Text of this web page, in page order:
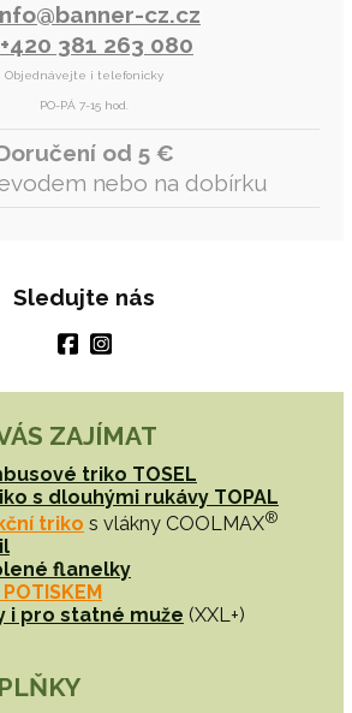
cz.cz
+420 381 263 080
Objednávejte i telefonicky
PO-PÁ 7-15 hod.
od 5 €
nebo na dobírku
Sledujte nás
ZAJÍMAT
triko TOSEL
s dlouhými rukávy TOPAL
triko s vlákny COOLMAX®
flanelky
i pro statné muže (XXL+)